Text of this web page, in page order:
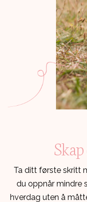
Ta ditt første skritt
du oppnår mindre
hverdag uten å